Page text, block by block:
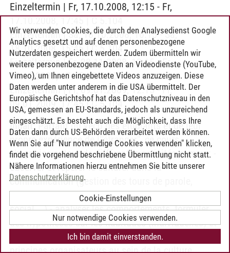
Einzeltermin | Fr, 17.10.2008, 12:15 - Fr,
17.10.2008, 17:45 | C 5.104
Einzeltermin | Sa, 18.10.2008, 10:15 - Sa,
18.10.2008, 15:45 | C 5.104
Einzeltermin | Fr, 28.11.2008, 12:15 - Fr,
28.11.2008, 17:45 | C 5.104
Einzeltermin | Fr, 09.01.2009, 12:15 - Fr,
09.01.2009, 17:45 | C 5.104
Inhalt:Partant du vécu des étudiants et de leur
propre expérience de l'"étranger", ce cours
s'organise autour de différentes activités comme: -
observer et repérer le culturel dans la
communication (gestion des tours de parole,
interruptions, notion d'impolitesse dans le discours
social,...) - analyser les comportements, formuler
des hypothèses sur les habitudes (individuelles) et
les comportements (culturels) ; - distinguer des
principes organisateurs au sein de la culture
Wir verwenden Cookies, die durch den Analysedienst Google
Analytics gesetzt und auf denen personenbezogene
Nutzerdaten gespeichert werden. Zudem übermitteln wir
weitere personenbezogene Daten an Videodienste (YouTube,
Vimeo), um Ihnen eingebettete Videos anzuzeigen. Diese
Daten werden unter anderem in die USA übermittelt. Der
Europäische Gerichtshof hat das Datenschutzniveau in den
USA, gemessen an EU-Standards, jedoch als unzureichend
eingeschätzt. Es besteht auch die Möglichkeit, dass Ihre
Daten dann durch US-Behörden verarbeitet werden können.
Wenn Sie auf "Nur notwendige Cookies verwenden" klicken,
findet die vorgehend beschriebene Übermittlung nicht statt.
Nähere Informationen hierzu entnehmen Sie bitte unserer
Datenschutzerklärung.
Cookie-Einstellungen
Nur notwendige Cookies verwenden.
Ich bin damit einverstanden.